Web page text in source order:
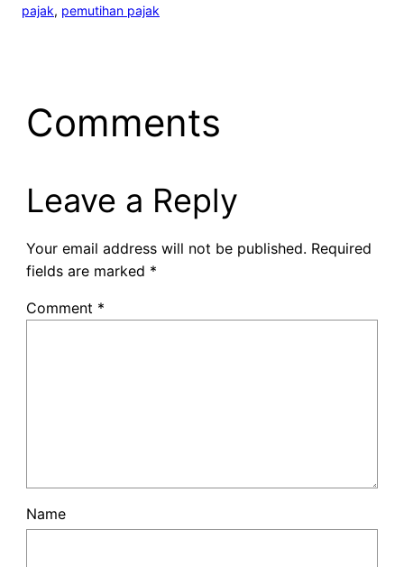
pajak, pemutihan pajak
Comments
Leave a Reply
Your email address will not be published. Required
fields are marked *
Comment *
Name